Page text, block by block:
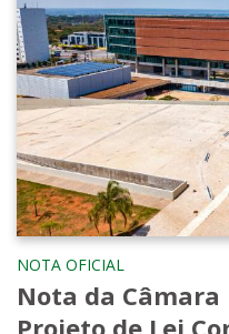
NOTA OFICIAL
Nota da